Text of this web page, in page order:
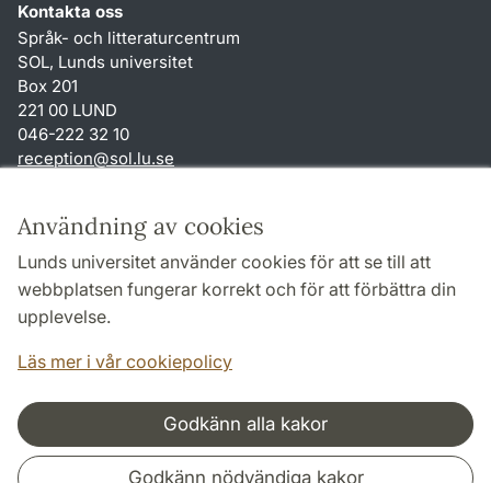
Användning av cookies
Lunds universitet använder cookies för att se till att
webbplatsen fungerar korrekt och för att förbättra din
upplevelse.
Läs mer i vår cookiepolicy
Godkänn alla kakor
Godkänn nödvändiga kakor
Kontakta oss
Språk- och litteraturcentrum
SOL, Lunds universitet
Box 201
221 00 LUND
046-222 32 10
reception@sol.lu.se
Genvägar
Om webbplatsen och cookies
Behandling av personuppgifter
Tillgänglighetsredogörelse
Samarbeten och nätverk